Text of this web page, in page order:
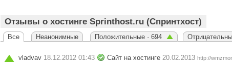
Отзывы о хостинге Sprinthost.ru (Спринтхост)
Все Неанонимные Положительные · 694
vladvav 18.12.2012 01:43 Сайт на хостинге 20.02.2013 http://